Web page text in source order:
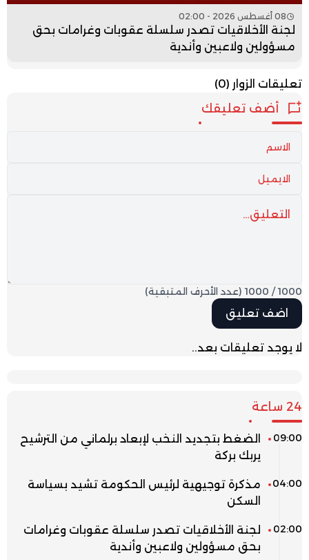
08 أغسطس 2026 - 02:00
لجنة الأخلاقيات تصدر سلسلة عقوبات وغرامات بحق
مسؤولين ولاعبين وأندية
تعليقات الزوار (0)
أضف تعليقك
1000
/
1000 (عدد الأحرف المتبقية)
لا يوجد تعليقات بعد..
24 ساعة
09:00
الضغط بتجديد النخب لإبعاد برلماني من الترشيح
يربك بركة
04:00
مذكرة توجيهية لرئيس الحكومة تشيد بسياسة
السكن
02:00
لجنة الأخلاقيات تصدر سلسلة عقوبات وغرامات
بحق مسؤولين ولاعبين وأندية